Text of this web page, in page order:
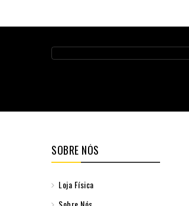
SOBRE NÓS
Loja Física